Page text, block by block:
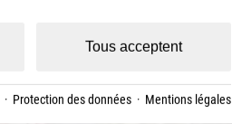
Tous acceptent
· Protection des données · Mentions légales